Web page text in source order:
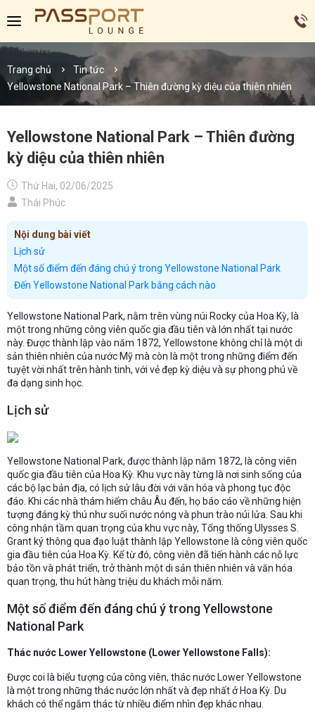
Trang chủ
Tin tức
Yellowstone National Park – Thiên đường kỳ diệu của thiên nhiên
Yellowstone National Park – Thiên đường
kỳ diệu của thiên nhiên
Thứ Hai, 02/06/2025
Thái Phúc
Nội dung bài viết
Lịch sử
Một số điểm đến đáng chú ý trong Yellowstone National Park
Đến Yellowstone National Park bằng cách nào
Yellowstone National Park, nằm trên vùng núi Rocky của Hoa Kỳ, là
một trong những công viên quốc gia đầu tiên và lớn nhất tại nước
này. Được thành lập vào năm 1872, Yellowstone không chỉ là một di
sản thiên nhiên của nước Mỹ mà còn là một trong những điểm đến
tuyệt vời nhất trên hành tinh, với vẻ đẹp kỳ diệu và sự phong phú về
đa dạng sinh học.
Lịch sử
Yellowstone National Park, được thành lập năm 1872, là công viên
quốc gia đầu tiên của Hoa Kỳ. Khu vực này từng là nơi sinh sống của
các bộ lạc bản địa, có lịch sử lâu đời với văn hóa và phong tục độc
đáo. Khi các nhà thám hiểm châu Âu đến, họ báo cáo về những hiện
tượng đáng kỳ thú như suối nước nóng và phun trào núi lửa. Sau khi
công nhận tầm quan trọng của khu vực này, Tổng thống Ulysses S.
Grant ký thông qua đạo luật thành lập Yellowstone là công viên quốc
gia đầu tiên của Hoa Kỳ. Kể từ đó, công viên đã tiến hành các nỗ lực
bảo tồn và phát triển, trở thành một di sản thiên nhiên và văn hóa
quan trọng, thu hút hàng triệu du khách mỗi năm.
Một số điểm đến đáng chú ý trong Yellowstone
National Park
Thác nước Lower Yellowstone (Lower Yellowstone Falls):
Được coi là biểu tượng của công viên, thác nước Lower Yellowstone
là một trong những thác nước lớn nhất và đẹp nhất ở Hoa Kỳ. Du
khách có thể ngắm thác từ nhiều điểm nhìn đẹp khác nhau.